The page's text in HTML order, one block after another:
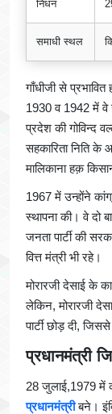
निधन
समाधी स्थल
गाँधीजी से
1930 व 1942 में वे
प्रदेश की गोविन्द
सहकारिता निति
मालिकाना हक़
1967 में उन्होंने
स्थापना की। वे दो
जनता पार्टी की
वित्त मंत्री भी रहे।
मोरारजी देसाई के
लेकिन, मोरारजी
पार्टी छोड़ दी,
प्रधानमंत्री
28 जुलाई,1979
प्रधानमंत्रीबने।